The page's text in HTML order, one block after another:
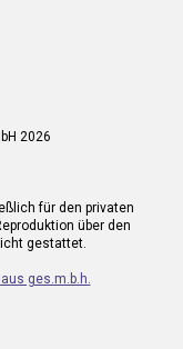
2026
für den privaten
über den
gestattet.
ges.m.b.h.